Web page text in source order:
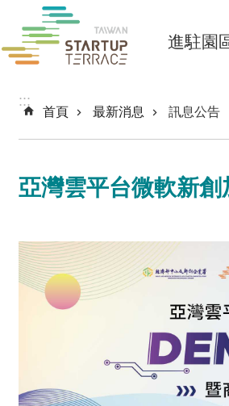
跳到主要內容區塊
進駐園
:::
首頁 最新消息 訊息公告
亞灣雲平台微軟新